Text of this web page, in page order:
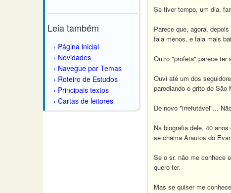
Leia também
Página inicial
Novidades
Navegue por Temas
Roteiro de Estudos
Principais textos
Cartas de leitores
Se tiver tempo, um dia,
Parece que, agora,
fala menos, e fala mais
Outro "profeta" parece ter
Ouvi até um dos
parodiando o grito de São
De novo "irrefutável"...
Na biografia dele, 40
se chama Arautos do
Se o sr. não me conhece
quero ter.
Mas se quiser me